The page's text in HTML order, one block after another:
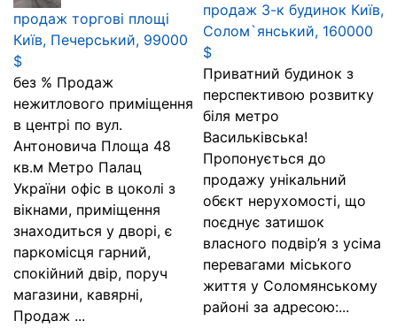
продаж торгові площі
Київ, Печерський, 99000
$
без % Продаж
нежитлового приміщення
в центрі по вул.
Антоновича Площа 48
кв.м Метро Палац
України офіс в цоколі з
вікнами, приміщення
знаходиться у дворі, є
паркомісця гарний,
спокійний двір, поруч
магазини, кавярні,
Продаж ...
продаж 3-к будинок Київ,
Солом`янський, 160000
$
Приватний будинок з
перспективою розвитку
біля метро
Васильківська!
Пропонується до
продажу унікальний
обєкт нерухомості, що
поєднує затишок
власного подвір’я з усіма
перевагами міського
життя у Соломянському
районі за адресою:...